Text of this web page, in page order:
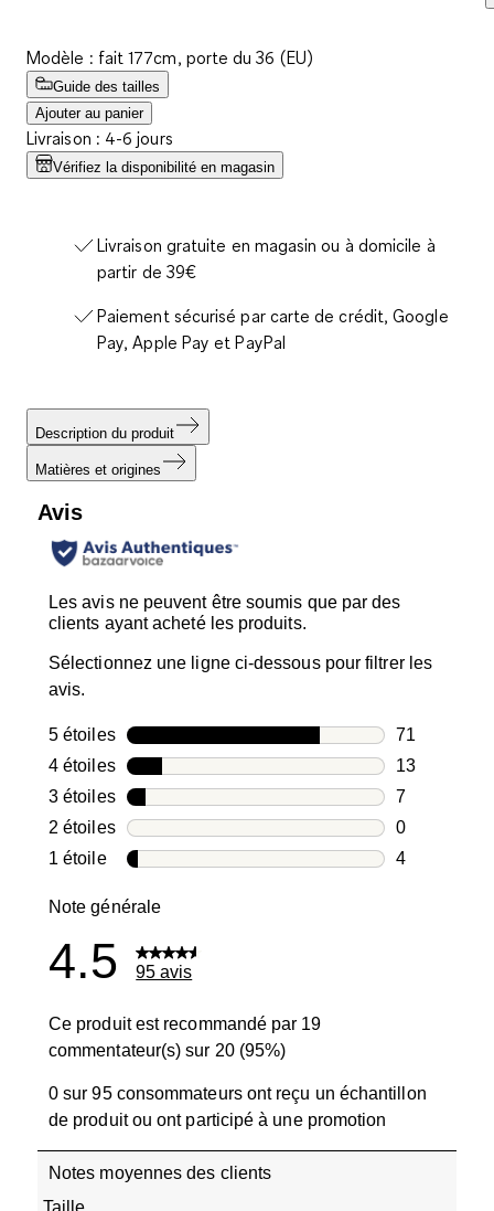
Modèle : fait 177cm, porte du 36 (EU)
Guide des tailles
Ajouter au panier
Livraison : 4-6 jours
Vérifiez la disponibilité en magasin
Livraison gratuite en magasin ou à domicile à
partir de 39€
Paiement sécurisé par carte de crédit, Google
Pay, Apple Pay et PayPal
Description du produit
Matières et origines
Avis
Les avis ne peuvent être soumis que par des
clients ayant acheté les produits.
Sélectionnez une ligne ci-dessous pour filtrer les
avis.
5 étoilesétoiles
71
71 avis
4 étoilesétoiles
13
13 avis
3 étoilesétoiles
7
7 avis avec
2 étoilesétoiles
0
0 avis avec
1 étoileétoiles
4
Note générale
4.5 95 avis
Ce produit est recommandé par 19
commentateur(s) sur 20 (95%)
0 sur 95 consommateurs ont reçu un échantillon
de produit ou ont participé à une promotion
Notes moyennes des clients